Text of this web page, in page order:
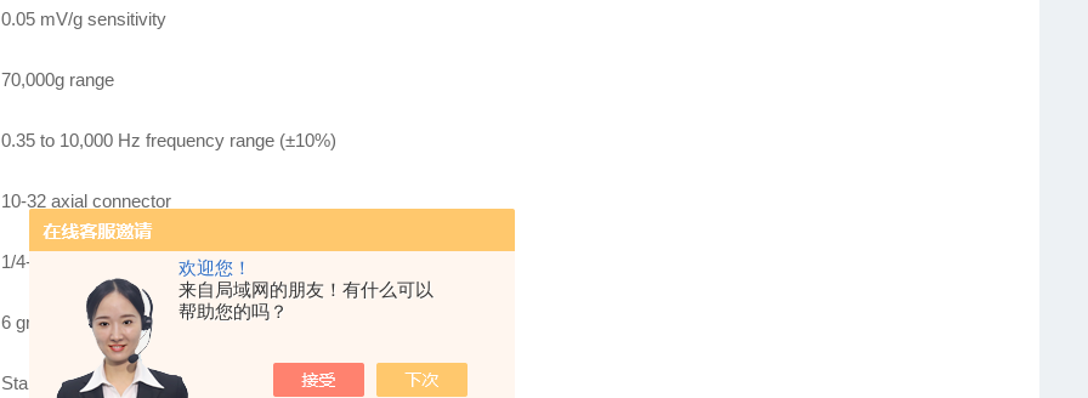
欢迎您！
来自局域网的朋友！有什么可以
帮助您的吗？
0.05 mV/g sensitivity
70,000g range
0.35 to 10,000 Hz frequency range (±10%)
10-32 axial connector
1/4-28 mounting stud
6 grams
Stainless steel